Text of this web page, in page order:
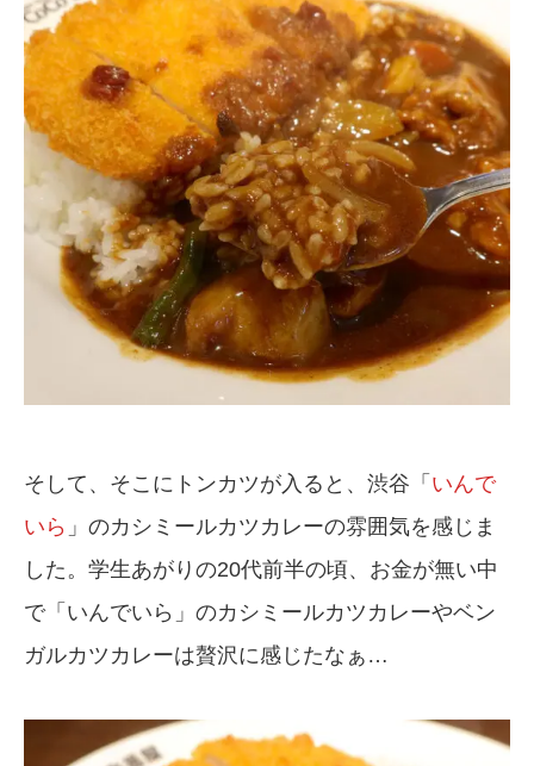
そして、そこにトンカツが入ると、渋谷「 いんで
いら 」のカシミールカツカレーの雰囲気を感じま
した。学生あがりの20代前半の頃、お金が無い中
で「いんでいら」のカシミールカツカレーやベン
ガルカツカレーは贅沢に感じたなぁ…